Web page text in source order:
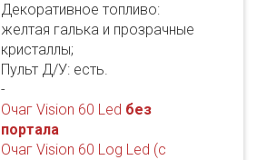
Декоративное топливо:
желтая галька и прозрачные
кристаллы;
Пульт Д/У: есть.
-
Очаг Vision 60 Led без
портала
Очаг Vision 60 Log Led (с